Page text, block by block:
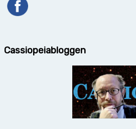
Cassiopeiabloggen